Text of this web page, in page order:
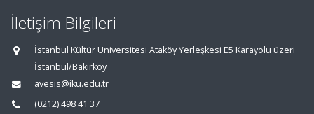
İletişim Bilgileri
İstanbul Kültür Üniversitesi Ataköy Yerleşkesi E5 Karayolu üzeri
İstanbul/Bakırköy
avesis@iku.edu.tr
(0212) 498 41 37